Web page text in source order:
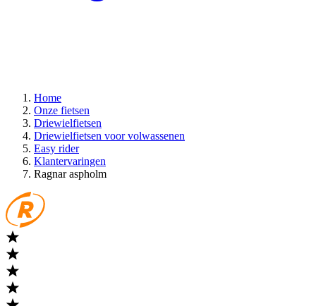
Home
Onze fietsen
Driewielfietsen
Driewielfietsen voor volwassenen
Easy rider
Klantervaringen
Ragnar aspholm